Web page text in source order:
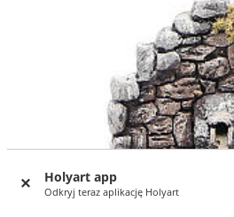
Holyart app
Odkryj teraz aplikację Holyart